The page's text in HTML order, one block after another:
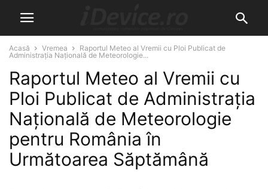
Acasă Vremea
Raportul Meteo al Vremii cu Ploi Publicat de
Administrația Națională de Meteorologie...
Raportul Meteo al Vremii cu
Ploi Publicat de Administrația
Națională de Meteorologie
pentru România în
Următoarea Săptămână